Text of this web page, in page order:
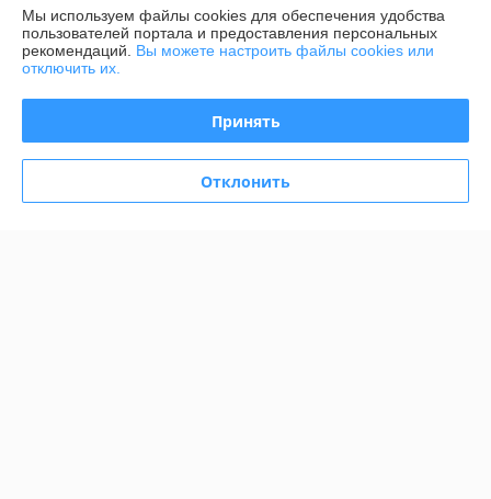
График работы
Политика обработки cookies
Сайт создан на платформе Deal.by
Мы используем файлы cookies для обеспечения удобства
пользователей портала и предоставления персональных
рекомендаций. Вы можете настроить файлы cookies или
отключить их.
Принять
Отклонить